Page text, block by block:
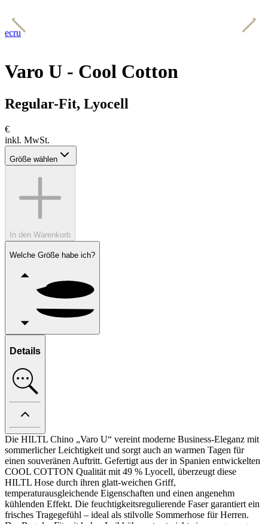
ecru
Varo U - Cool Cotton
Regular-Fit, Lyocell
€
inkl. MwSt.
Größe wählen
In den Warenkorb
Welche Größe habe ich?
Details
Die HILTL Chino „Varo U“ vereint moderne Business-Eleganz mit
sommerlicher Leichtigkeit und sorgt auch an warmen Tagen für
einen souveränen Auftritt. Gefertigt aus der in Spanien entwickelten
COOL COTTON Qualität mit 49 % Lyocell, überzeugt diese
HILTL Hose durch ihren glatt-weichen Griff,
temperaturausgleichende Eigenschaften und einen angenehm
kühlenden Effekt. Die feuchtigkeitsregulierende Faser garantiert ein
frisches Tragegefühl – ideal als stilvolle Sommerhose für Herren.